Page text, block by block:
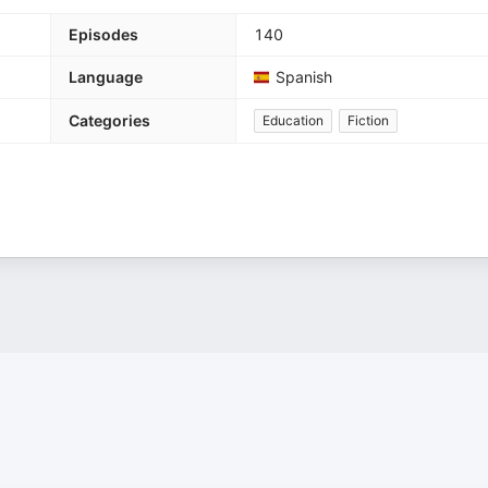
Episodes 140
Language Spanish
Categories Education Fiction